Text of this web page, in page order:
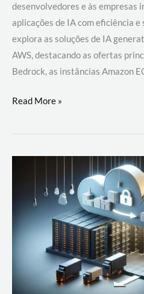
desenvolvedores e às empresas
aplicações de IA com eficiência
explora as soluções de IA
AWS, destacando as ofertas
Bedrock, as instâncias Amazon
Utilizando
Soluções
AWS
Read More »